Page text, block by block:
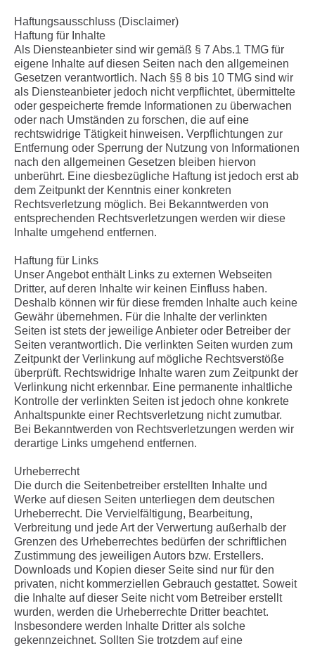
Haftungsausschluss (Disclaimer)
Haftung für Inhalte
Als Diensteanbieter sind wir gemäß § 7 Abs.1 TMG für
eigene Inhalte auf diesen Seiten nach den allgemeinen
Gesetzen verantwortlich. Nach §§ 8 bis 10 TMG sind wir
als Diensteanbieter jedoch nicht verpflichtet, übermittelte
oder gespeicherte fremde Informationen zu überwachen
oder nach Umständen zu forschen, die auf eine
rechtswidrige Tätigkeit hinweisen. Verpflichtungen zur
Entfernung oder Sperrung der Nutzung von Informationen
nach den allgemeinen Gesetzen bleiben hiervon
unberührt. Eine diesbezügliche Haftung ist jedoch erst ab
dem Zeitpunkt der Kenntnis einer konkreten
Rechtsverletzung möglich. Bei Bekanntwerden von
entsprechenden Rechtsverletzungen werden wir diese
Inhalte umgehend entfernen.
Haftung für Links
Unser Angebot enthält Links zu externen Webseiten
Dritter, auf deren Inhalte wir keinen Einfluss haben.
Deshalb können wir für diese fremden Inhalte auch keine
Gewähr übernehmen. Für die Inhalte der verlinkten
Seiten ist stets der jeweilige Anbieter oder Betreiber der
Seiten verantwortlich. Die verlinkten Seiten wurden zum
Zeitpunkt der Verlinkung auf mögliche Rechtsverstöße
überprüft. Rechtswidrige Inhalte waren zum Zeitpunkt der
Verlinkung nicht erkennbar. Eine permanente inhaltliche
Kontrolle der verlinkten Seiten ist jedoch ohne konkrete
Anhaltspunkte einer Rechtsverletzung nicht zumutbar.
Bei Bekanntwerden von Rechtsverletzungen werden wir
derartige Links umgehend entfernen.
Urheberrecht
Die durch die Seitenbetreiber erstellten Inhalte und
Werke auf diesen Seiten unterliegen dem deutschen
Urheberrecht. Die Vervielfältigung, Bearbeitung,
Verbreitung und jede Art der Verwertung außerhalb der
Grenzen des Urheberrechtes bedürfen der schriftlichen
Zustimmung des jeweiligen Autors bzw. Erstellers.
Downloads und Kopien dieser Seite sind nur für den
privaten, nicht kommerziellen Gebrauch gestattet. Soweit
die Inhalte auf dieser Seite nicht vom Betreiber erstellt
wurden, werden die Urheberrechte Dritter beachtet.
Insbesondere werden Inhalte Dritter als solche
gekennzeichnet. Sollten Sie trotzdem auf eine